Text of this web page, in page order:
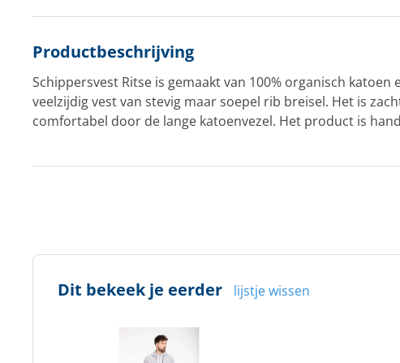
Productbeschrijving
Schippersvest Ritse is gemaakt van 100% organisch katoen
veelzijdig vest van stevig maar soepel rib breisel. Het is
comfortabel door de lange katoenvezel. Het product is
Dit bekeek je eerder lijstje wissen